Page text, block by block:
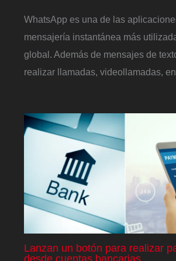
WhatsApp es una de las
mensajería instantánea más
global. Además de mensajes de
realizar llamadas, videollamadas,
Lanzan un botón para realizar